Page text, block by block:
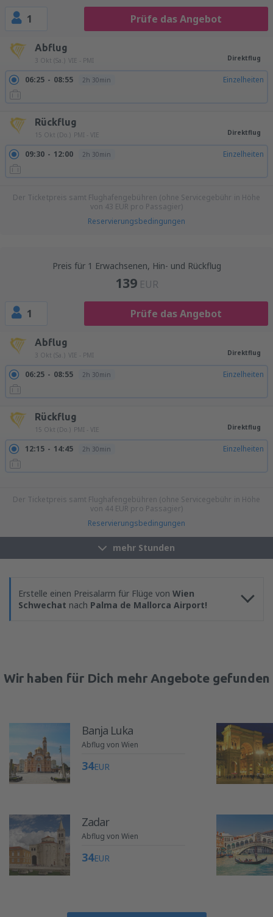
1 Prüfe das Angebot
Abflug
3 Okt (Sa.) VIE - PMI Direktflug
06:25 08:55 2h 30min Einzelheiten
Rückflug
15 Okt (Do.) PMI - VIE Direktflug
09:30 12:00 2h 30min Einzelheiten
Der Ticketpreis samt Flughafengebühren (ohne Servicegebühr in Höhe
von 43 EUR pro Passagier)
Reservierungsbedingungen
Preis für 1 Erwachsenen, Hin- und Rückflug
139 EUR
1 Prüfe das Angebot
Abflug
3 Okt (Sa.) VIE - PMI Direktflug
06:25 08:55 2h 30min Einzelheiten
Rückflug
15 Okt (Do.) PMI - VIE Direktflug
12:15 14:45 2h 30min Einzelheiten
Der Ticketpreis samt Flughafengebühren (ohne Servicegebühr in Höhe
von 44 EUR pro Passagier)
Reservierungsbedingungen
mehr Stunden
Erstelle einen Preisalarm für Flüge von Wien
Schwechat nach Palma de Mallorca Airport!
Wir haben für Dich mehr Angebote gefunden
Banja Luka
Abflug von Wien
34EUR
Zadar
Abflug von Wien
34EUR